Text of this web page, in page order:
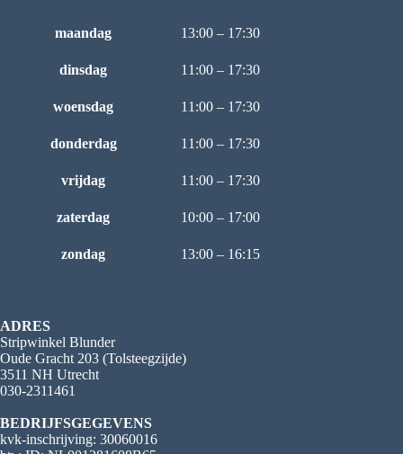
maandag 13:00 – 17:30
dinsdag 11:00 – 17:30
woensdag 11:00 – 17:30
donderdag 11:00 – 17:30
vrijdag 11:00 – 17:30
zaterdag 10:00 – 17:00
zondag 13:00 – 16:15
ADRES
Stripwinkel Blunder
Oude Gracht 203 (Tolsteegzijde)
3511 NH Utrecht
030-2311461
BEDRIJFSGEGEVENS
kvk-inschrijving: 30060016